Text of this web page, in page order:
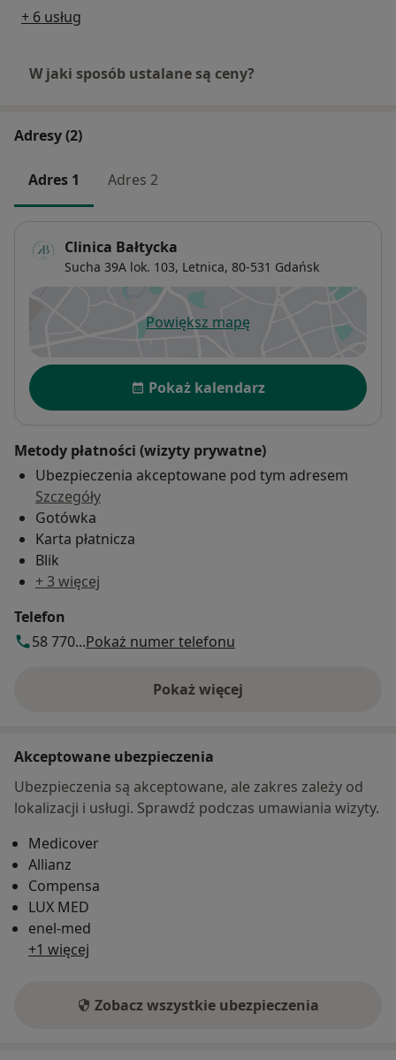
+ 6 usług
W jaki sposób ustalane są ceny?
Adresy (2)
Adres 1 Adres 2
Clinica Bałtycka
Sucha 39A lok. 103, Letnica, 80-531 Gdańsk
Powiększ mapęotwiera się w nowej karcie
Dostępność
Pokaż kalendarz
Metody płatności (wizyty prywatne)
Ubezpieczenia akceptowane pod tym adresem
Szczegóły
Gotówka
Karta płatnicza
Blik
+ 3 więcej
Telefon
58 770...Pokaż numer telefonu
Pokaż więcej
o adresie
Akceptowane ubezpieczenia
Ubezpieczenia są akceptowane, ale zakres zależy od
lokalizacji i usługi. Sprawdź podczas umawiania wizyty.
Medicover
Allianz
Compensa
LUX MED
enel-med
+1 więcej
Zobacz wszystkie ubezpieczenia